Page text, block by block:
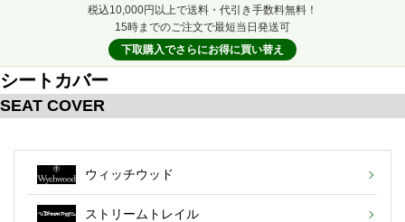
税込10,000円以上で送料・代引き手数料無料！
15時までのご注文で最短当日発送可
下取購入でさらにお得に買い替え
シートカバー
SEAT COVER
ウィッチウッド
ストリームトレイル